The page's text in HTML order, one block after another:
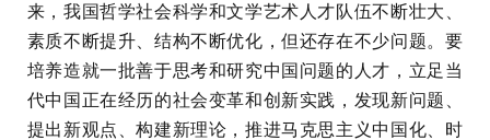
来，我国哲学社会科学和文学艺术人才队伍不断壮大、
素质不断提升、结构不断优化，但还存在不少问题。要
培养造就一批善于思考和研究中国问题的人才，立足当
代中国正在经历的社会变革和创新实践，发现新问题、
提出新观点、构建新理论，推进马克思主义中国化、时